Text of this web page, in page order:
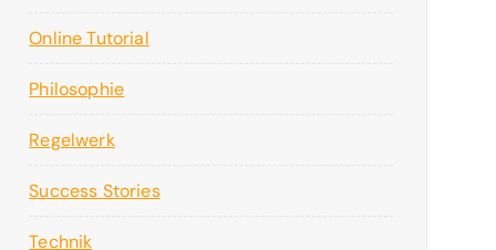
Online Tutorial
Philosophie
Regelwerk
Success Stories
Technik